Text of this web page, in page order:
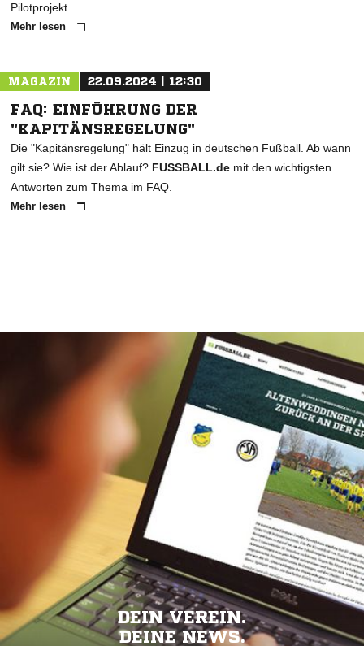
Pilotprojekt.
Mehr lesen
MAGAZIN 22.09.2024 | 12:30
FAQ: EINFÜHRUNG DER
"KAPITÄNSREGELUNG"
Die "Kapitänsregelung" hält Einzug in deutschen Fußball. Ab wann
gilt sie? Wie ist der Ablauf? FUSSBALL.de mit den wichtigsten
Antworten zum Thema im FAQ.
Mehr lesen
DEIN VEREIN.
DEINE NEWS.